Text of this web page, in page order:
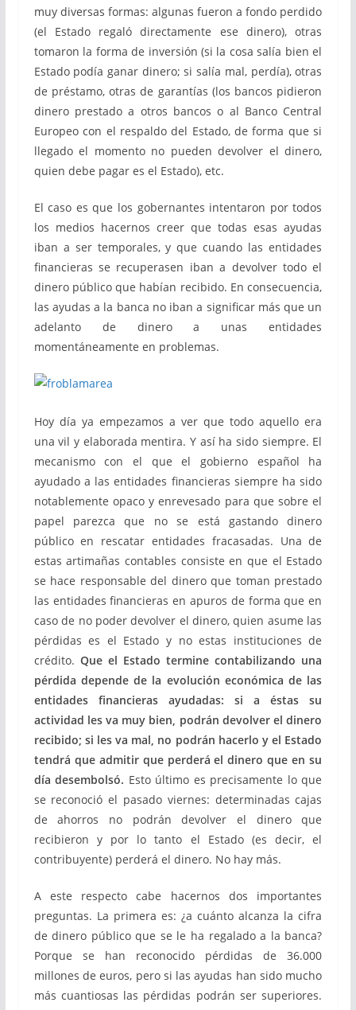
muy diversas formas: algunas fueron a fondo perdido
(el Estado regaló directamente ese dinero), otras
tomaron la forma de inversión (si la cosa salía bien el
Estado podía ganar dinero; si salía mal, perdía), otras
de préstamo, otras de garantías (los bancos pidieron
dinero prestado a otros bancos o al Banco Central
Europeo con el respaldo del Estado, de forma que si
llegado el momento no pueden devolver el dinero,
quien debe pagar es el Estado), etc.
El caso es que los gobernantes intentaron por todos
los medios hacernos creer que todas esas ayudas
iban a ser temporales, y que cuando las entidades
financieras se recuperasen iban a devolver todo el
dinero público que habían recibido. En consecuencia,
las ayudas a la banca no iban a significar más que un
adelanto de dinero a unas entidades
momentáneamente en problemas.
Hoy día ya empezamos a ver que todo aquello era
una vil y elaborada mentira. Y así ha sido siempre. El
mecanismo con el que el gobierno español ha
ayudado a las entidades financieras siempre ha sido
notablemente opaco y enrevesado para que sobre el
papel parezca que no se está gastando dinero
público en rescatar entidades fracasadas. Una de
estas artimañas contables consiste en que el Estado
se hace responsable del dinero que toman prestado
las entidades financieras en apuros de forma que en
caso de no poder devolver el dinero, quien asume las
pérdidas es el Estado y no estas instituciones de
crédito. Que el Estado termine contabilizando una
pérdida depende de la evolución económica de las
entidades financieras ayudadas: si a éstas su
actividad les va muy bien, podrán devolver el dinero
recibido; si les va mal, no podrán hacerlo y el Estado
tendrá que admitir que perderá el dinero que en su
día desembolsó. Esto último es precisamente lo que
se reconoció el pasado viernes: determinadas cajas
de ahorros no podrán devolver el dinero que
recibieron y por lo tanto el Estado (es decir, el
contribuyente) perderá el dinero. No hay más.
A este respecto cabe hacernos dos importantes
preguntas. La primera es: ¿a cuánto alcanza la cifra
de dinero público que se le ha regalado a la banca?
Porque se han reconocido pérdidas de 36.000
millones de euros, pero si las ayudas han sido mucho
más cuantiosas las pérdidas podrán ser superiores.